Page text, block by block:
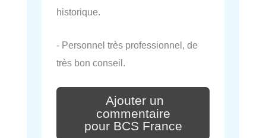
historique.
- Personnel très professionnel, de
très bon conseil.
Ajouter un
commentaire
pour BCS France